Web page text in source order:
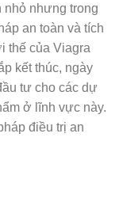
nhỏ nhưng trong
an toàn và tích
thế của Viagra
kết thúc, ngày
tư cho các dự
ở lĩnh vực này.
điều trị an